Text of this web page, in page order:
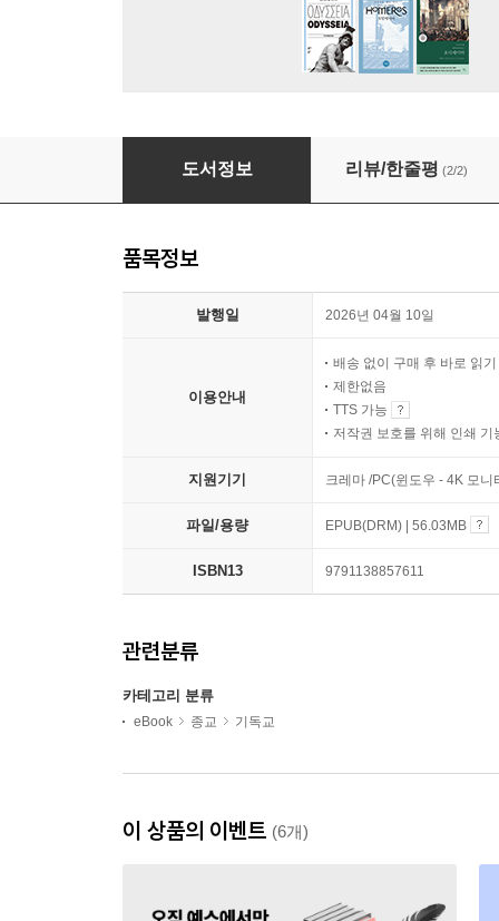
딱 한 번만 교회 마당을 밟아 줘
도서정보 리뷰/한줄평 (2/2)
품목정보
발행일 2026년 04월 10일
이용안내
배송 없이 구매 후 바로 읽기
제한없음
TTS 가능
저작권 보호를 위해 인쇄 기
지원기기 크레마 /PC(윈도우 - 4K 모
파일/용량 EPUB(DRM) | 56.03MB
ISBN13 9791138857611
관련분류
카테고리 분류
eBook 종교 기독교
이 상품의 이벤트 (6개)